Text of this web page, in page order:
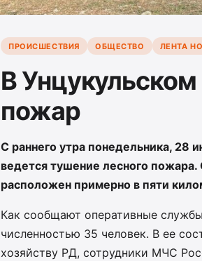
ПРОИСШЕСТВИЯ ОБЩЕСТВО ЛЕНТА
В
пожар
С раннего утра понедельника, 28
ведется тушение лесного пожара.
расположен примерно в пяти
Как сообщают оперативные
численностью 35 человек. В ее
хозяйству РД, сотрудники МЧС